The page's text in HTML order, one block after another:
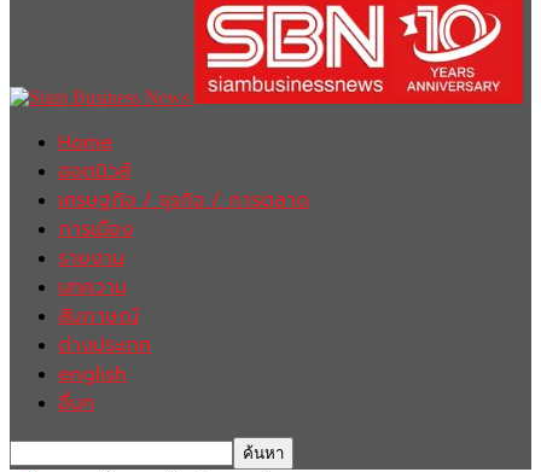
Home
ฮอตนิวส์
เศรษฐกิจ / ธุรกิจ / การตลาด
การเมือง
รายงาน
บทความ
สัมภาษณ์
ต่างประเทศ
english
อื่นๆ